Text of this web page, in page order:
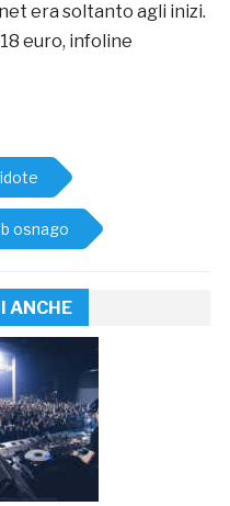
era soltanto agli inizi.
euro, infoline
osnago
ANCHE